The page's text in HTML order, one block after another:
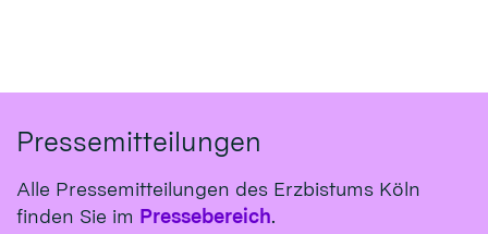
Pressemitteilungen
Alle Pressemitteilungen des Erzbistums Köln
finden Sie im Pressebereich.